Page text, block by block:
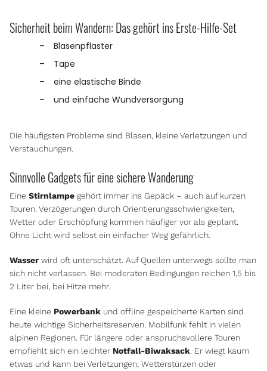
Sicherheit beim Wandern: Das gehört ins Erste-Hilfe-Set
Blasenpflaster
Tape
eine elastische Binde
und einfache Wundversorgung
Die häufigsten Probleme sind Blasen, kleine Verletzungen und
Verstauchungen.
Sinnvolle Gadgets für eine sichere Wanderung
EineStirnlampe gehört immer ins Gepäck – auch auf kurzen
Touren. Verzögerungen durch Orientierungsschwierigkeiten,
Wetter oder Erschöpfung kommen häufiger vor als geplant.
Ohne Licht wird selbst ein einfacher Weg gefährlich.
Wasser wird oft unterschätzt. Auf Quellen unterwegs sollte man
sich nicht verlassen. Bei moderaten Bedingungen reichen 1,5 bis
2 Liter bei, bei Hitze mehr.
Eine kleine Powerbank und offline gespeicherte Karten sind
heute wichtige Sicherheitsreserven. Mobilfunk fehlt in vielen
alpinen Regionen. Für längere oder anspruchsvollere Touren
empfiehlt sich ein leichter Notfall-Biwaksack . Er wiegt kaum
etwas und kann bei Verletzungen, Wetterstürzen oder